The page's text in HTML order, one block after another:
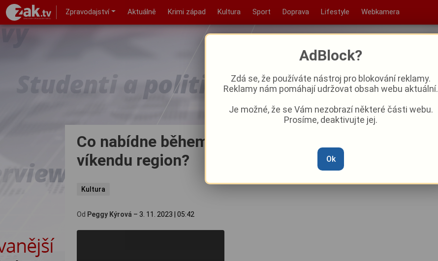
Zpravodajství Aktuálně Krimi západ Kultura Sport Doprava Lifestyle Webkamera
Co nabídne během prvního listopadového
víkendu region?
Kultura
Od Peggy Kýrová – 3. 11. 2023 05:42
AdBlock?
Zdá se, že používáte nástroj pro blokování reklamy.
Reklamy nám pomáhají udržovat obsah webu aktuální.
Je možné, že se Vám nezobrazí některé části webu.
Prosíme, deaktivujte jej.
Ok